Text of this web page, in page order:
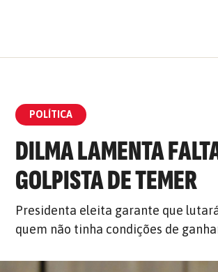
POLÍTICA
DILMA LAMENTA
GOLPISTA DE TEMER
Presidenta eleita garante que
quem não tinha condições de